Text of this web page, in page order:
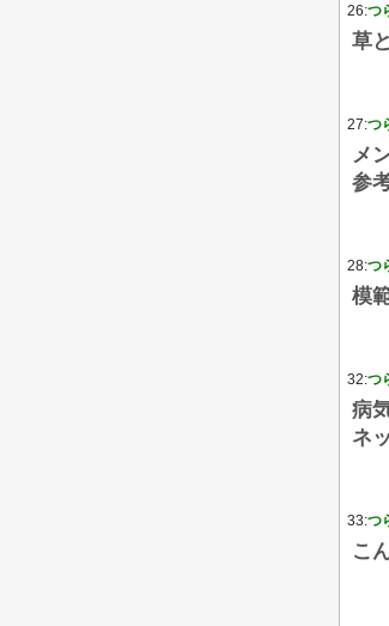
26:つ
草
27:つ
メ
参
28:つ
模
32:つ
病
ネ
33:つ
こ